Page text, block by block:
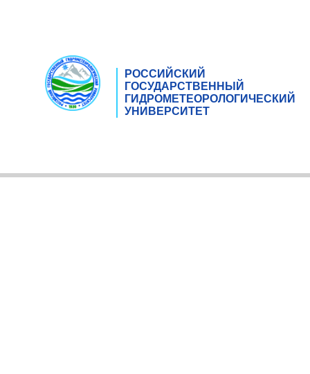
РОССИЙСКИЙ
ГОСУДАРСТВЕННЫЙ
ГИДРОМЕТЕОРОЛОГИЧЕСКИЙ
УНИВЕРСИТЕТ